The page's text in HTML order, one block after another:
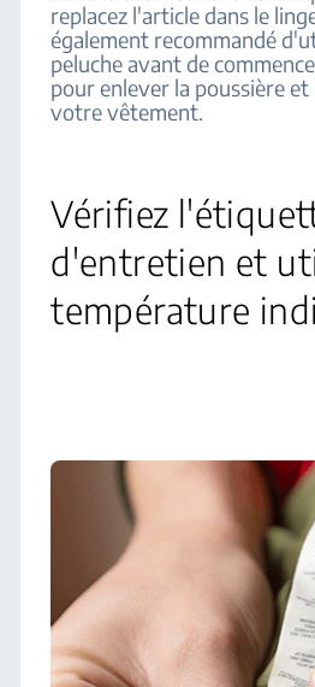
replacez l'article dans le
également recommandé
peluche avant de
pour enlever la poussière et
votre vêtement.
Vérifiez
d'entretien et
température